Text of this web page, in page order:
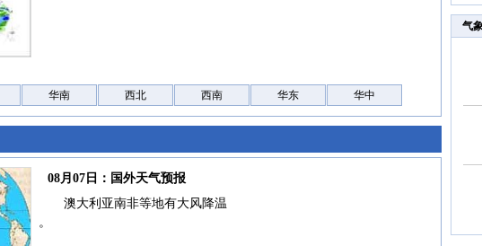
华南 西北 西南 华东 华中
08月07日：国外天气预报
澳大利亚南非等地有大风降温
。
气